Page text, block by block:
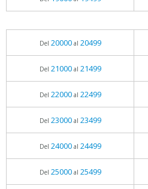
Del 20000al 20499
Del 21000al 21499
Del 22000al 22499
Del 23000al 23499
Del 24000al 24499
Del 25000al 25499